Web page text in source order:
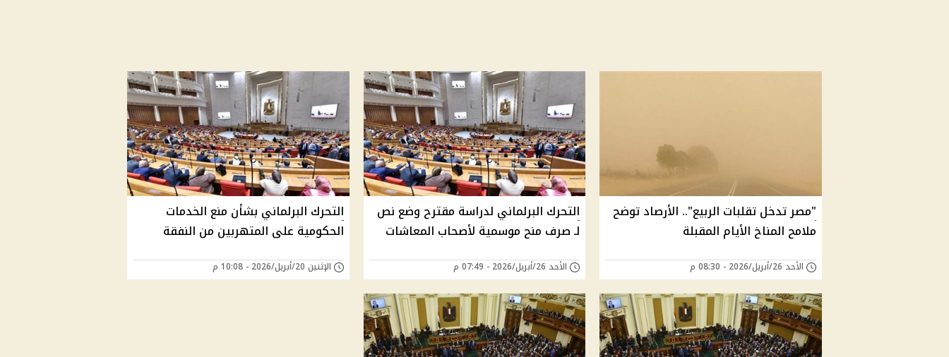
"مصر تدخل تقلبات الربيع".. الأرصاد توضح
ملامح المناخ الأيام المقبلة
الأحد 26/أبريل/2026 - 08:30 م
التحرك البرلماني لدراسة مقترح وضع نص
لـ صرف منح موسمية لأصحاب المعاشات
الأحد 26/أبريل/2026 - 07:49 م
التحرك البرلماني بشأن منع الخدمات
الحكومية على المتهربين من النفقة
الإثنين 20/أبريل/2026 - 10:08 م